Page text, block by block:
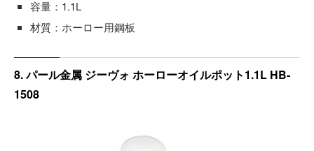
容量：1.1L
材質：ホーロー用鋼板
8. パール金属 ジーヴォ ホーローオイルポット1.1L HB-
1508